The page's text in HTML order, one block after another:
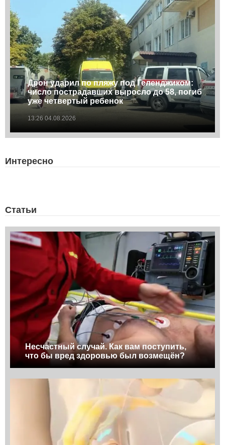
Дрон ударил по пляжу под Геленджиком:
число пострадавших выросло до 58, погиб
уже четвертый ребенок
13:26 04.08.2026
Интересно
Статьи
Несчастный случай. Как вам поступить,
что бы вред здоровью был возмещён?